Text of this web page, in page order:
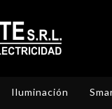
Iluminación